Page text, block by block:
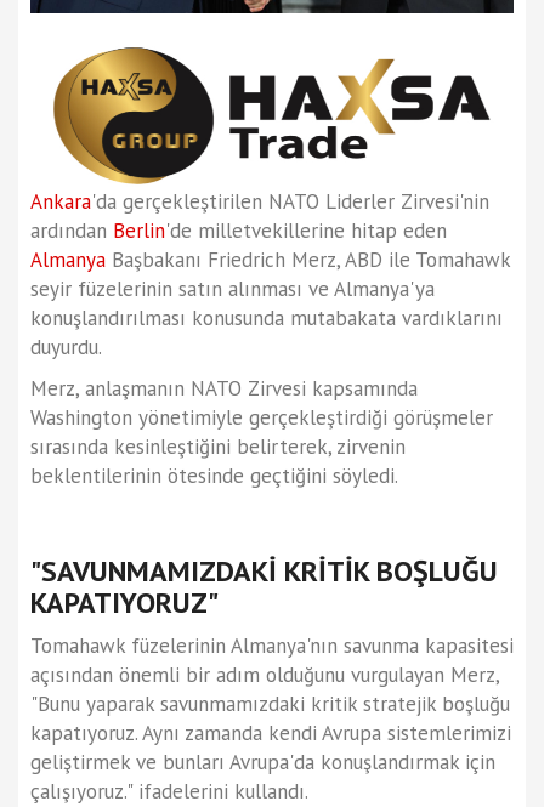
Ankara'da gerçekleştirilen NATO Liderler Zirvesi'nin
ardından Berlin'de milletvekillerine hitap eden
Almanya Başbakanı Friedrich Merz, ABD ile Tomahawk
seyir füzelerinin satın alınması ve Almanya'ya
konuşlandırılması konusunda mutabakata vardıklarını
duyurdu.
Merz, anlaşmanın NATO Zirvesi kapsamında
Washington yönetimiyle gerçekleştirdiği görüşmeler
sırasında kesinleştiğini belirterek, zirvenin
beklentilerinin ötesinde geçtiğini söyledi.
"SAVUNMAMIZDAKİ KRİTİK BOŞLUĞU
KAPATIYORUZ"
Tomahawk füzelerinin Almanya'nın savunma kapasitesi
açısından önemli bir adım olduğunu vurgulayan Merz,
"Bunu yaparak savunmamızdaki kritik stratejik boşluğu
kapatıyoruz. Aynı zamanda kendi Avrupa sistemlerimizi
geliştirmek ve bunları Avrupa'da konuşlandırmak için
çalışıyoruz." ifadelerini kullandı.